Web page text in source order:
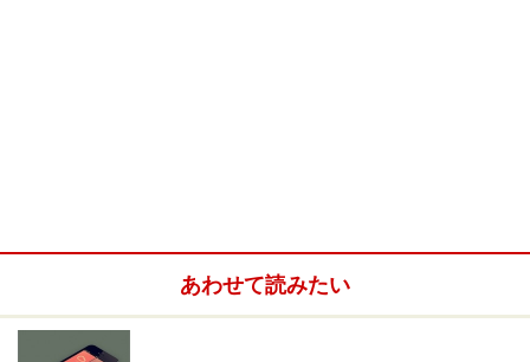
あわせて読みたい